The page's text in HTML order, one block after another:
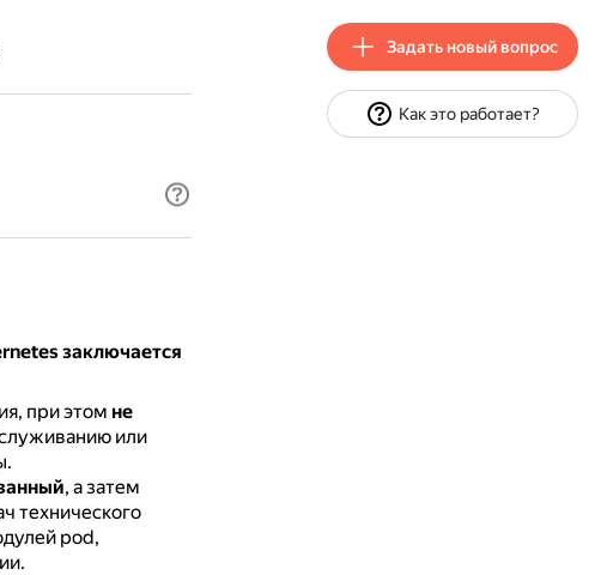
заключается
при этом не
или
, а затем
технического
pod,
Задать новый вопрос
Как это работает?